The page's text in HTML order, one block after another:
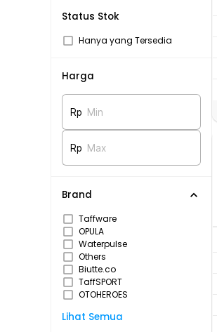
Status Stok
Hanya yang Tersedia
Harga
Rp Min
Rp Max
Brand
Taffware
OPULA
Waterpulse
Others
Biutte.co
TaffSPORT
OTOHEROES
Lihat Semua